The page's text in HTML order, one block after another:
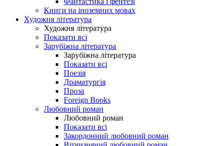
Книги на іноземних мовах
Художня література
Художня література
Показати всі
Зарубіжна література
Зарубіжна література
Показати всі
Поезія
Драматургія
Проза
Foreign Books
Любовний роман
Любовний роман
Показати всі
Закордонний любовний роман